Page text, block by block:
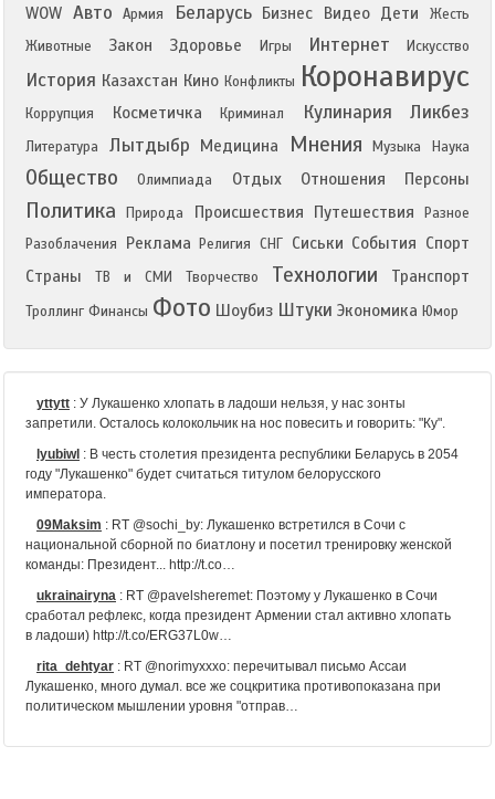
WOW Авто Армия Беларусь Бизнес Видео Дети
Жесть
Животные
Закон Здоровье Игры Интернет Искусство
История Казахстан Кино Конфликты Коронавирус
Коррупция Косметичка Криминал Кулинария Ликбез
Литература Лытдыбр Медицина Мнения Музыка Наука
Общество Олимпиада Отдых Отношения Персоны
Политика Природа Происшествия Путешествия
Разное
Разоблачения
Реклама Религия СНГ Сиськи События Спорт
Страны
ТВ и СМИ Творчество Технологии Транспорт
Троллинг Финансы Фото Шоубиз Штуки Экономика Юмор
yttytt : У Лукашенко хлопать в ладоши нельзя, у нас зонты
запретили. Осталось колокольчик на нос повесить и говорить: "Ку".
lyubiwl : В честь столетия президента республики Беларусь в 2054
году "Лукашенко" будет считаться титулом белорусского
императора.
09Maksim : RT @sochi_by: Лукашенко встретился в Сочи с
национальной сборной по биатлону и посетил тренировку женской
команды: Президент... http://t.co…
ukrainairyna : RT @pavelsheremet: Поэтому у Лукашенко в Сочи
сработал рефлекс, когда президент Армении стал активно хлопать
в ладоши) http://t.co/ERG37L0w…
rita_dehtyar : RT @norimyxxxo: перечитывал письмо Ассаи
Лукашенко, много думал. все же соцкритика противопоказана при
политическом мышлении уровня "отправ…